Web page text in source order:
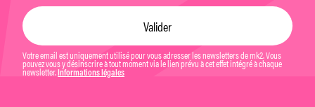
Votre email est uniquement utilisé pour vous adresser les newsletters de mk2. Vous
pouvez vous y désinscrire à tout moment via le lien prévu à cet effet intégré à chaque
newsletter.Informations légales